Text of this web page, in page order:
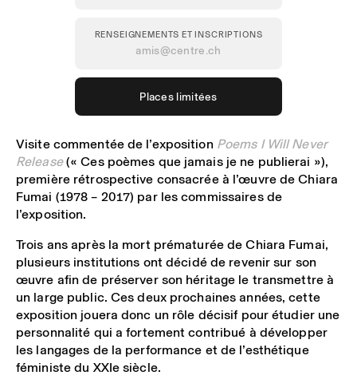
RENSEIGNEMENTS ET INSCRIPTIONS
amis@centre.ch
Places limitées
Visite commentée de l’exposition Poems I Will Never
Release(« Ces poèmes que jamais je ne publierai »),
première rétrospective consacrée à l’œuvre de Chiara
Fumai (1978 – 2017) par les commissaires de
l’exposition.
Trois ans après la mort prématurée de Chiara Fumai,
plusieurs institutions ont décidé de revenir sur son
œuvre afin de préserver son héritage le transmettre à
un large public. Ces deux prochaines années, cette
exposition jouera donc un rôle décisif pour étudier une
personnalité qui a fortement contribué à développer
les langages de la performance et de l’esthétique
féministe du XXIe siècle.